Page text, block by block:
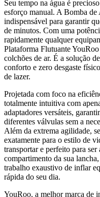
Seu tempo na água é
esforço manual. A Bomba
indispensável para garantir
de minutos. Com uma
rapidamente qualquer
Plataforma Flutuante
colchões de ar. É a solução
conforto e zero desgaste
de lazer.
Projetada com foco na
totalmente intuitiva com
adaptadores versáteis,
diferentes válvulas sem a
Além da extrema agilidade,
exatamente para o estilo de
transportar e perfeito para
compartimento da sua
trabalho exaustivo de inflar
rápida do seu dia.
YouRoo, a melhor marca de